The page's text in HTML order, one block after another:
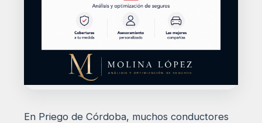
En Priego de Córdoba, muchos conductores